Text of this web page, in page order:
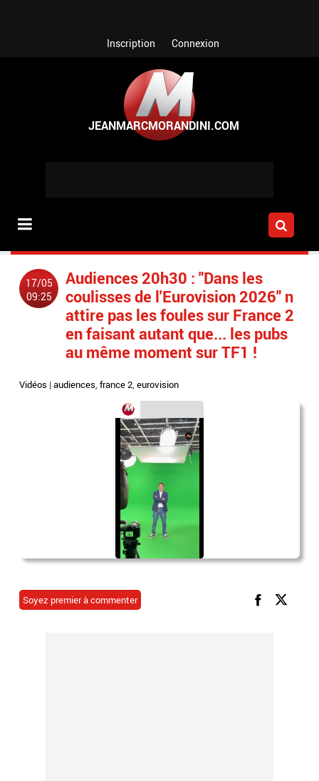
Inscription Connexion
17/05
09:25
Audiences 20h30 : "Dans les
coulisses de l'Eurovision 2026" n
attire pas les foules sur France 2
en faisant autant que... les pubs
au même moment sur TF1 !
Vidéos |audiences,france 2,eurovision
Soyez premier à commenter